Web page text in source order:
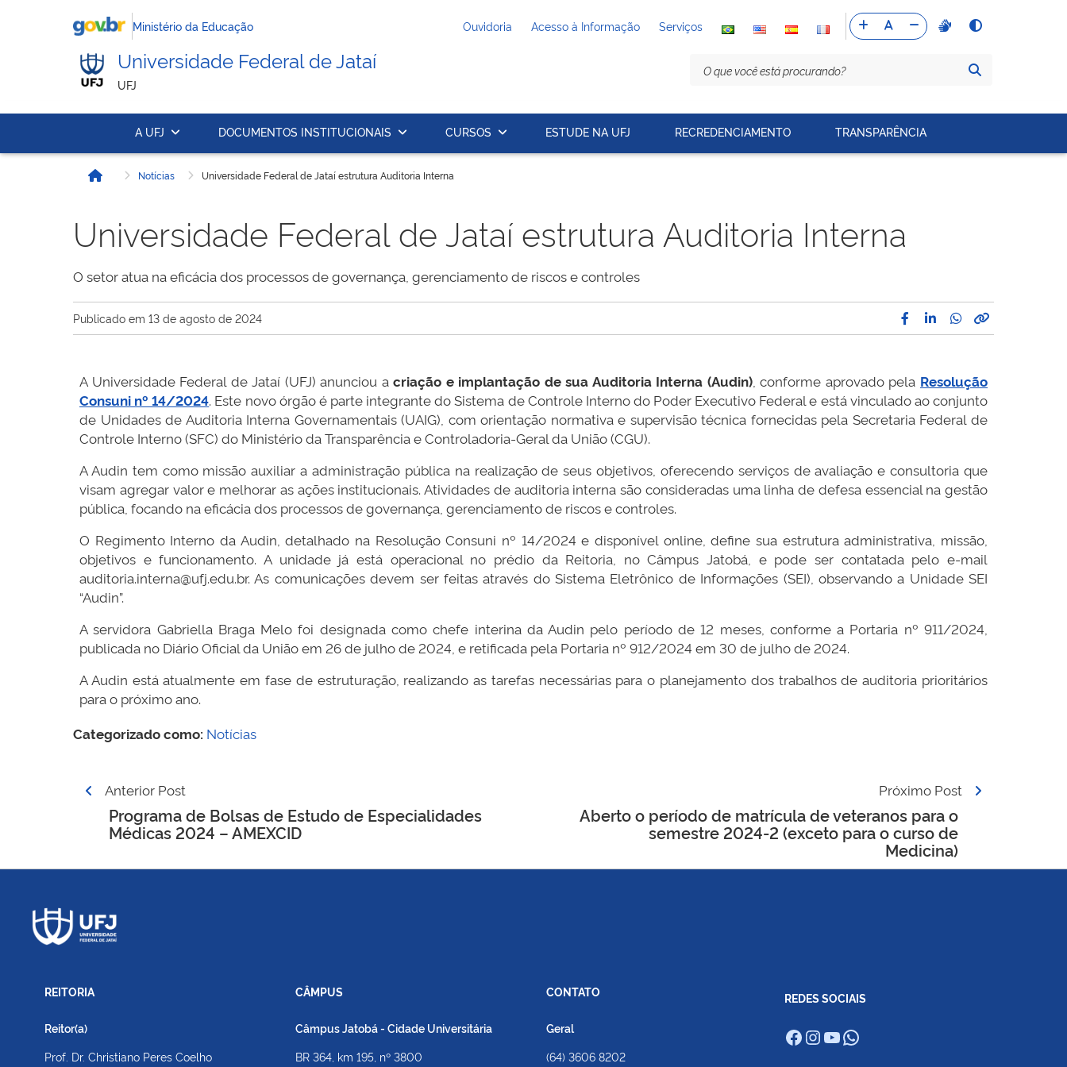
Ministério da Educação Ouvidoria Acesso à Informação Serviços
Universidade Federal de Jataí
UFJ
A UFJ DOCUMENTOS INSTITUCIONAIS CURSOS ESTUDE NA UFJ RECREDENCIAMENTO TRANSPARÊNCIA
Início Notícias Universidade Federal de Jataí estrutura Auditoria Interna
Universidade Federal de Jataí estrutura Auditoria Interna
O setor atua na eficácia dos processos de governança, gerenciamento de riscos e controles
Publicado em 13 de agosto de 2024
A Universidade Federal de Jataí (UFJ) anunciou acriação e implantação de sua Auditoria Interna (Audin), conforme aprovado pela Resolução
Consuni nº 14/2024. Este novo órgão é parte integrante do Sistema de Controle Interno do Poder Executivo Federal e está vinculado ao conjunto
de Unidades de Auditoria Interna Governamentais (UAIG), com orientação normativa e supervisão técnica fornecidas pela Secretaria Federal de
Controle Interno (SFC) do Ministério da Transparência e Controladoria-Geral da União (CGU).
A Audin tem como missão auxiliar a administração pública na realização de seus objetivos, oferecendo serviços de avaliação e consultoria que
visam agregar valor e melhorar as ações institucionais. Atividades de auditoria interna são consideradas uma linha de defesa essencial na gestão
pública, focando na eficácia dos processos de governança, gerenciamento de riscos e controles.
O Regimento Interno da Audin, detalhado na Resolução Consuni nº 14/2024 e disponível online, define sua estrutura administrativa, missão,
objetivos e funcionamento. A unidade já está operacional no prédio da Reitoria, no Câmpus Jatobá, e pode ser contatada pelo e-mail
auditoria.interna@ufj.edu.br. As comunicações devem ser feitas através do Sistema Eletrônico de Informações (SEI), observando a Unidade SEI
“Audin”.
A servidora Gabriella Braga Melo foi designada como chefe interina da Audin pelo período de 12 meses, conforme a Portaria nº 911/2024,
publicada no Diário Oficial da União em 26 de julho de 2024, e retificada pela Portaria nº 912/2024 em 30 de julho de 2024.
A Audin está atualmente em fase de estruturação, realizando as tarefas necessárias para o planejamento dos trabalhos de auditoria prioritários
para o próximo ano.
Categorizado como: Notícias
Navegação
Post
Anterior Post
Programa de Bolsas de Estudo de Especialidades
Médicas 2024 – AMEXCID
Próximo Post
Aberto o período de matrícula de veteranos para o
semestre 2024-2 (exceto para o curso de
Medicina)
REITORIA
Reitor(a)
Prof. Dr. Christiano Peres Coelho
CÂMPUS
Câmpus Jatobá - Cidade Universitária
BR 364, km 195, nº 3800
CONTATO
Geral
(64) 3606 8202
REDES SOCIAIS
Facebook
Instagram
Youtube
WhatsApp